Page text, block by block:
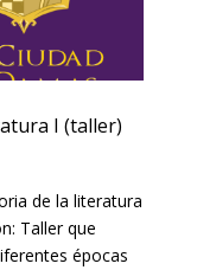
I (taller)
de la literatura
Taller que
épocas